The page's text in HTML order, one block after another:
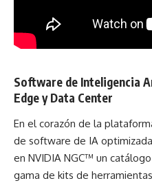
Software de Inteligencia
Edge y Data Center
En el corazón de la
de software de IA
en NVIDIA NGC™ un
gama de kits de